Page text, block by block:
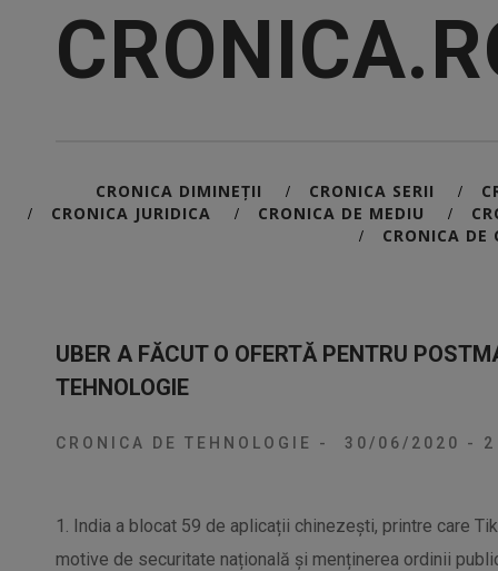
CRONICA DIMINEȚII / CRONICA SERII /
/ CRONICA JURIDICA / CRONICA DE MEDIU /
/ CRONICA DE
UBER A FĂCUT O OFERTĂ PENTRU
TEHNOLOGIE
CRONICA DE TEHNOLOGIE - 30/06/2020 -
1. India a blocat 59 de aplicații chinezești, printre care
motive de securitate națională și menținerea ordinii